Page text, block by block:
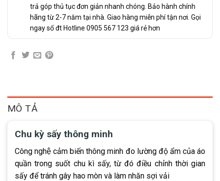
trả góp thủ tục đơn giản nhanh chóng. Bảo hành chính
hãng từ 2-7 năm tại nhà. Giao hàng miễn phí tận nơi. Gọi
ngay số đt Hotline 0905 567 123 giá rẻ hơn
MÔ TẢ
Chu kỳ sấy thông minh
Công nghệ cảm biến thông minh đo lường độ ẩm của áo
quần trong suốt chu kì sấy, từ đó điều chỉnh thời gian
sấy để tránh gây hao mòn và làm nhăn sợi vải